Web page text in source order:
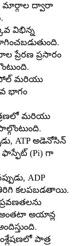
మార్గాల ద్వారా
విభిన్న
ప్రేరణ ప్రసారం
మరియు
భాగం
మరియు
ATP అడెనోసిన్
ఫాస్ఫేట్ (Pi) గా
ADP
కలపబడతాయి.
అయాన్ల
పాత్ర